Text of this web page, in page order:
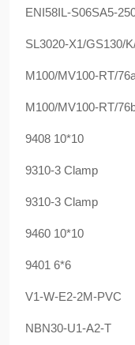
ENI58IL-S06SA5-
SL3020-X1/GS130/
M100/MV100-RT/
M100/MV100-RT/
9408 10*10
9310-3 Clamp
9310-3 Clamp
9460 10*10
9401 6*6
V1-W-E2-2M-PVC
NBN30-U1-A2-T